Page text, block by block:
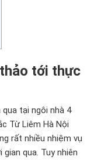
tới thực
tại ngôi nhà 4
Từ Liêm Hà Nội
rất nhiều nhiệm vụ
qua. Tuy nhiên